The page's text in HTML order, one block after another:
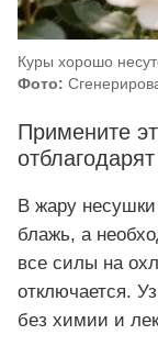
Куры хорошо
Фото:
Примените
В жару
блажь, а
все силы на
отключается.
без химии и